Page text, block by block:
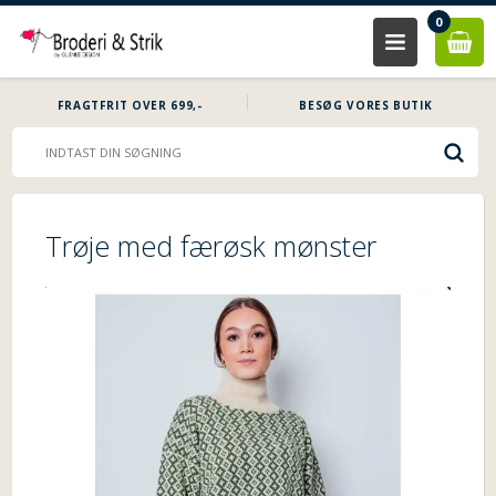
0
FRAGTFRIT OVER 699,- BESØG VORES BUTIK
Trøje med færøsk mønster